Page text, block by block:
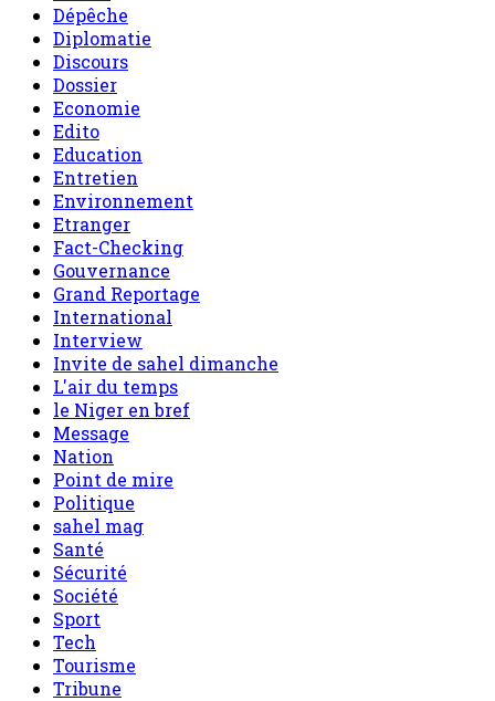
Dépêche
Diplomatie
Discours
Dossier
Economie
Edito
Education
Entretien
Environnement
Etranger
Fact-Checking
Gouvernance
Grand Reportage
International
Interview
Invite de sahel dimanche
L'air du temps
le Niger en bref
Message
Nation
Point de mire
Politique
sahel mag
Santé
Sécurité
Société
Sport
Tech
Tourisme
Tribune